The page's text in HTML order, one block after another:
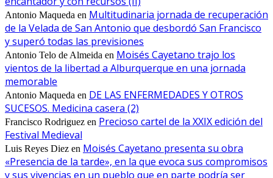
Antonio Maqueda en Multitudinaria jornada de recuperación
de la Velada de San Antonio que desbordó San Francisco
y superó todas las previsiones
Antonio Telo de Almeida en Moisés Cayetano trajo los
vientos de la libertad a Alburquerque en una jornada
memorable
Antonio Maqueda en DE LAS ENFERMEDADES Y OTROS
SUCESOS. Medicina casera (2)
Francisco Rodriguez en Precioso cartel de la XXIX edición del
Festival Medieval
Luis Reyes Diez en Moisés Cayetano presenta su obra
«Presencia de la tarde», en la que evoca sus compromisos
y sus vivencias en un pueblo que en parte podría ser